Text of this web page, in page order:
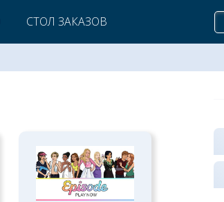
СТОЛ ЗАКАЗОВ